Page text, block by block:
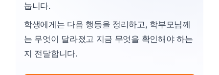
눕니다.
학생에게는 다음 행동을 정리하고, 학부모님께
는 무엇이 달라졌고 지금 무엇을 확인해야 하는
지 전달합니다.